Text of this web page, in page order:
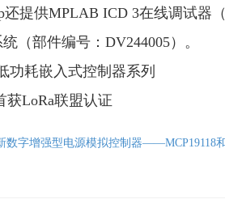
提供MPLAB ICD 3在线调试器
（部件编号：DV244005）。
嵌入式控制器系列
联盟认证
数字增强型电源模拟控制器——MCP19118和